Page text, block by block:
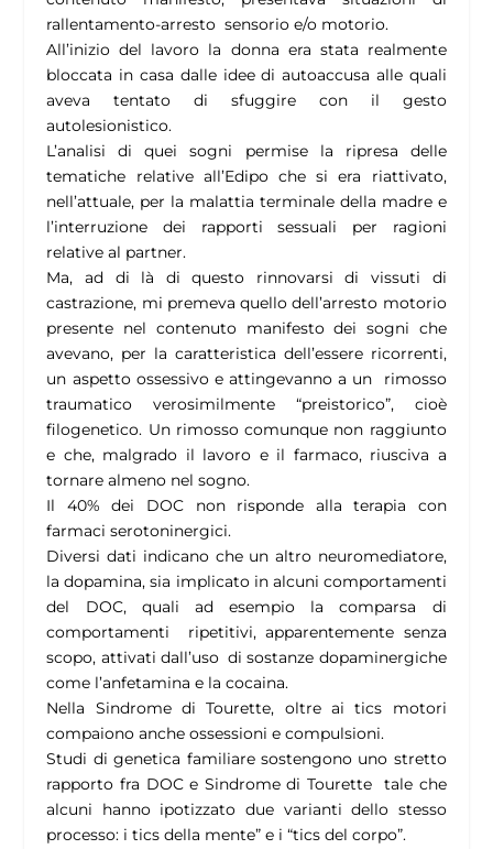
rallentamento-arresto sensorio e/o motorio.
All’inizio del lavoro la donna era stata realmente
bloccata in casa dalle idee di autoaccusa alle quali
aveva tentato di sfuggire con il gesto
autolesionistico.
L’analisi di quei sogni permise la ripresa delle
tematiche relative all’Edipo che si era riattivato,
nell’attuale, per la malattia terminale della madre e
l’interruzione dei rapporti sessuali per ragioni
relative al partner.
Ma, ad di là di questo rinnovarsi di vissuti di
castrazione, mi premeva quello dell’arresto motorio
presente nel contenuto manifesto dei sogni che
avevano, per la caratteristica dell’essere ricorrenti,
un aspetto ossessivo e attingevanno a un rimosso
traumatico verosimilmente “preistorico”, cioè
filogenetico. Un rimosso comunque non raggiunto
e che, malgrado il lavoro e il farmaco, riusciva a
tornare almeno nel sogno.
Il 40% dei DOC non risponde alla terapia con
farmaci serotoninergici.
Diversi dati indicano che un altro neuromediatore,
la dopamina, sia implicato in alcuni comportamenti
del DOC, quali ad esempio la comparsa di
comportamenti ripetitivi, apparentemente senza
scopo, attivati dall’uso di sostanze dopaminergiche
come l’anfetamina e la cocaina.
Nella Sindrome di Tourette, oltre ai tics motori
compaiono anche ossessioni e compulsioni.
Studi di genetica familiare sostengono uno stretto
rapporto fra DOC e Sindrome di Tourette tale che
alcuni hanno ipotizzato due varianti dello stesso
processo: i tics della mente” e i “tics del corpo”.